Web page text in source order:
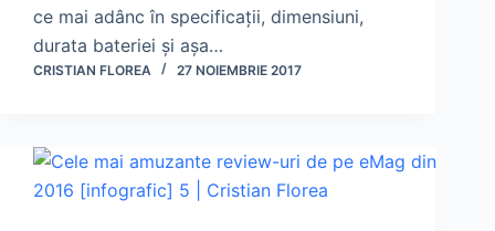
ce mai adânc în specificații, dimensiuni,
durata bateriei și așa…
CRISTIAN FLOREA 27 NOIEMBRIE 2017